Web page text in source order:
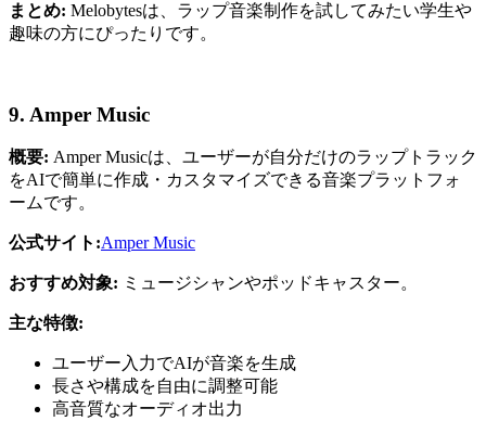
まとめ: Melobytesは、ラップ音楽制作を試してみたい学生や
趣味の方にぴったりです。
9. Amper Music
概要: Amper Musicは、ユーザーが自分だけのラップトラック
をAIで簡単に作成・カスタマイズできる音楽プラットフォ
ームです。
公式サイト:Amper Music
おすすめ対象: ミュージシャンやポッドキャスター。
主な特徴:
ユーザー入力でAIが音楽を生成
長さや構成を自由に調整可能
高音質なオーディオ出力